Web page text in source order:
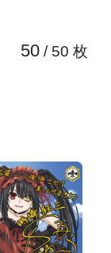
50/ 50 枚